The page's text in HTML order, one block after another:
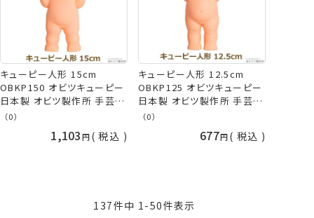
キューピー人形 15cm
OBKP150 オビツキューピー
日本製 オビツ製作所 手芸の
山久
（0）
1,103 税込
キューピー人形 12.5cm
OBKP125 オビツキューピー
日本製 オビツ製作所 手芸の
山久
（0）
677 税込
137件中 1 -50件表示